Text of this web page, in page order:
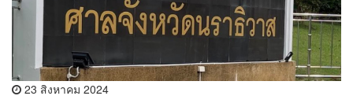
23 สิงหาคม 2024